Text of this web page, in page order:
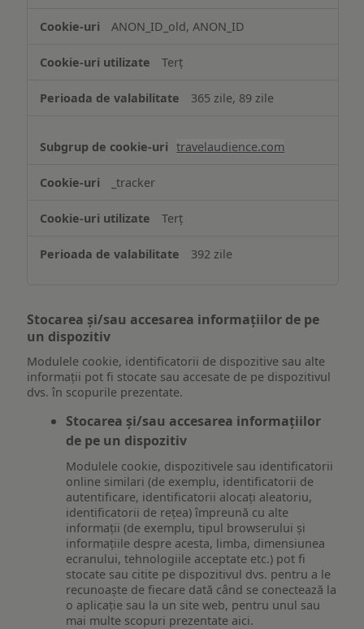
ANON_ID_old, ANON_ID
Terț
365 zile, 89 zile
travelaudience.com
_tracker
Terț
392 zile
Stocarea și/sau accesarea informațiilor de pe
un dispozitiv
Modulele cookie, identificatorii de dispozitive sau alte
informații pot fi stocate sau accesate de pe dispozitivul
dvs. în scopurile prezentate.
Stocarea și/sau accesarea informațiilor
de pe un dispozitiv
Modulele cookie, dispozitivele sau identificatorii
online similari (de exemplu, identificatorii de
autentificare, identificatorii alocați aleatoriu,
identificatorii de rețea) împreună cu alte
informații (de exemplu, tipul browserului și
informațiile despre acesta, limba, dimensiunea
ecranului, tehnologiile acceptate etc.) pot fi
stocate sau citite pe dispozitivul dvs. pentru a le
recunoaște de fiecare dată când se conectează la
o aplicație sau la un site web, pentru unul sau
mai multe scopuri prezentate aici.